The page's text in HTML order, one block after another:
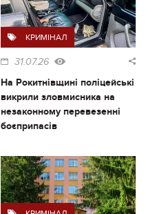
КРИМІНАЛ
31.07.26
На Рокитнівщині поліцейські
викрили зловмисника на
незаконному перевезенні
боєприпасів